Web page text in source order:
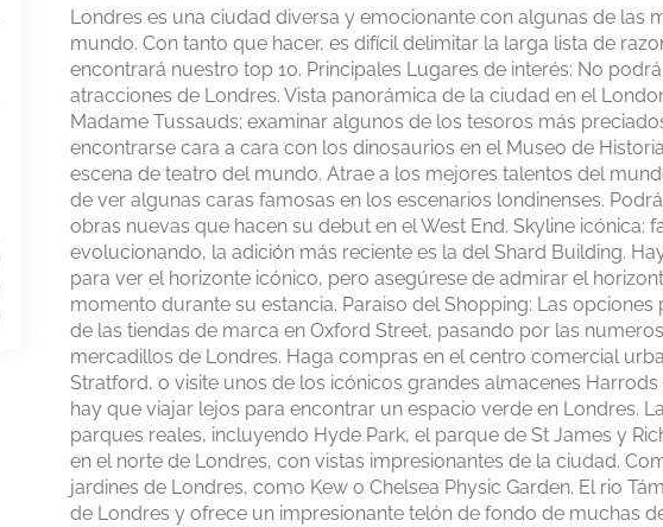
Londres es una ciudad diversa y emocionante con algunas de las
mundo. Con tanto que hacer, es difícil delimitar la larga lista de
encontrará nuestro top 10. Principales Lugares de interés: No
atracciones de Londres. Vista panorámica de la ciudad en el
Madame Tussauds; examinar algunos de los tesoros más
encontrarse cara a cara con los dinosaurios en el Museo de
escena de teatro del mundo. Atrae a los mejores talentos del
de ver algunas caras famosas en los escenarios londinenses.
obras nuevas que hacen su debut en el West End. Skyline icónica:
evolucionando, la adición más reciente es la del Shard Building.
para ver el horizonte icónico, pero asegúrese de admirar el
momento durante su estancia. Paraiso del Shopping: Las
de las tiendas de marca en Oxford Street, pasando por las
mercadillos de Londres. Haga compras en el centro comercial
Stratford, o visite unos de los icónicos grandes almacenes
hay que viajar lejos para encontrar un espacio verde en Londres.
parques reales, incluyendo Hyde Park, el parque de St James y
en el norte de Londres, con vistas impresionantes de la ciudad.
jardines de Londres, como Kew o Chelsea Physic Garden. El rio
de Londres y ofrece un impresionante telón de fondo de muchas